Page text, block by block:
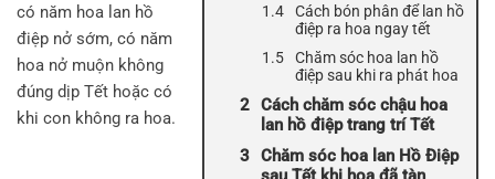
Cách bón phân để lan hồ
điệp ra hoa ngay tết
Chăm sóc hoa lan hồ
điệp sau khi ra phát hoa
Cách chăm sóc chậu hoa
lan hồ điệp trang trí Tết
Chăm sóc hoa lan Hồ Điệp
có năm hoa lan hồ
điệp nở sớm, có năm
hoa nở muộn không
đúng dịp Tết hoặc có
khi con không ra hoa.